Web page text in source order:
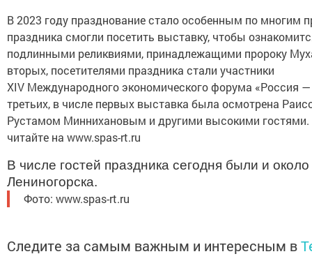
В 2023 году празднование стало особенным по многим
праздника смогли посетить выставку, чтобы
подлинными реликвиями, принадлежащими пророку
вторых, посетителями праздника стали участники
ХIV Международного экономического форума «Россия
третьих, в числе первых выставка была осмотрена
Рустамом Миннихановым и другими высокими гостями.
читайте на www.spas-rt.ru
В числе гостей праздника сегодня были и
Лениногорска.
Фото: www.spas-rt.ru
Следите за самым важным и интересным в